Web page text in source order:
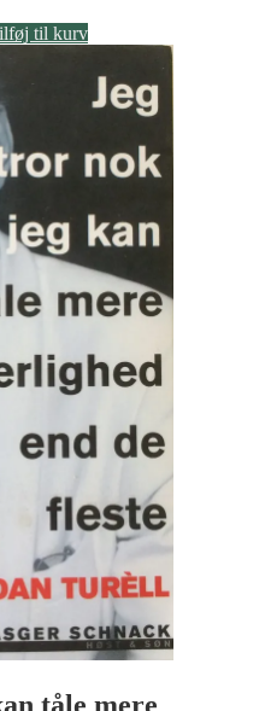
40.00.
til kurv